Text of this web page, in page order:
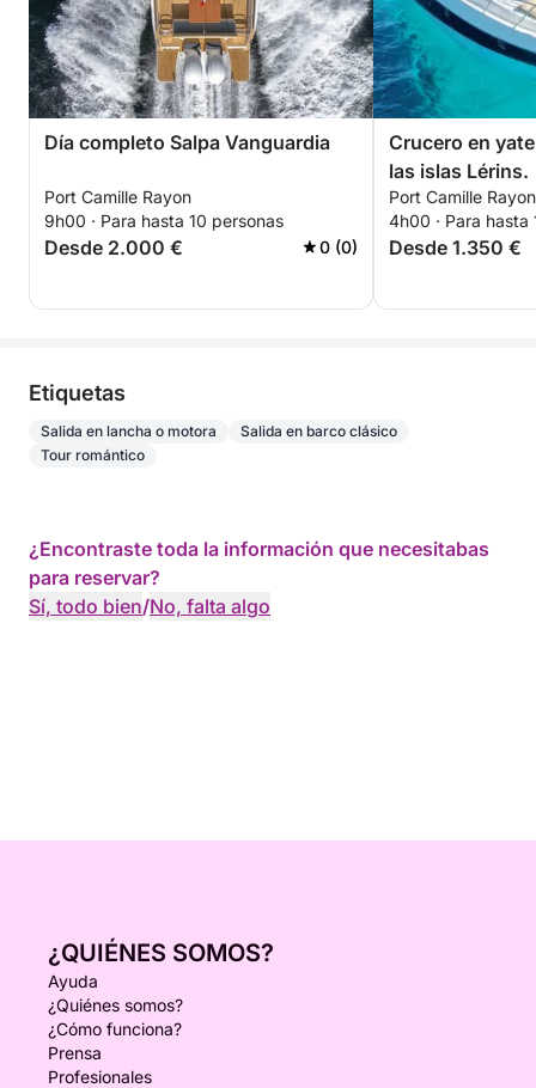
combinando el placer de navegar con el
descubrimiento de los tesoros ocultos de esta
emblemática región. Nos encantará compartir estos
momentos especiales contigo a bordo. Reserva ya y
prepárate para un día inolvidable en aguas
cristalinas.
Día completo Salpa Vanguardia
Port Camille Rayon
9h00 · Para hasta 10 personas
Desde 2.000 € 0 (0)
Crucero en
las islas Lérins.
Port Camille Rayon
4h00 · Para hasta
Desde 1.350 €
Etiquetas
Salida en lancha o motora
Salida en barco clásico
Tour romántico
¿Encontraste toda la información que necesitabas
para reservar?
Sí, todo bien/No, falta algo
¿QUIÉNES SOMOS?
Ayuda
¿Quiénes somos?
¿Cómo funciona?
Prensa
Profesionales